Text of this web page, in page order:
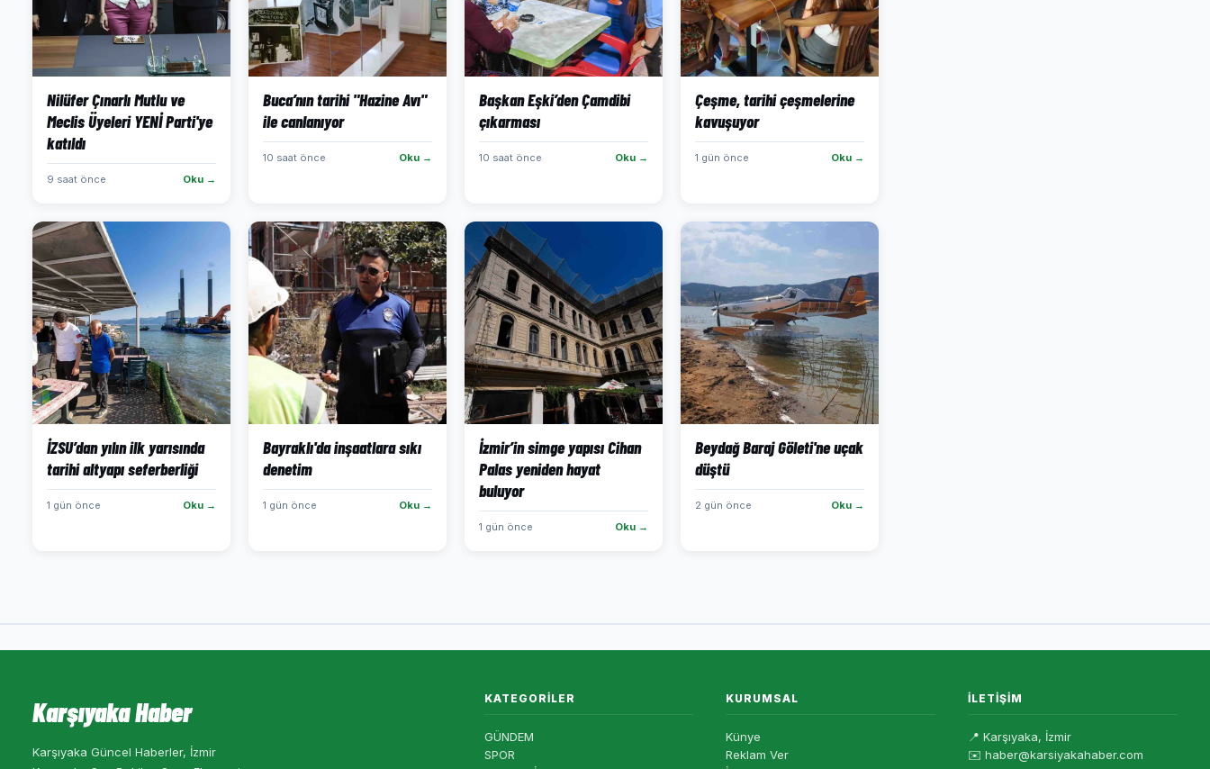
Nilüfer Çınarlı Mutlu ve
Meclis Üyeleri YENİ Parti'ye
katıldı
9 saat önce Oku →
Buca’nın tarihi "Hazine Avı"
ile canlanıyor
10 saat önce Oku →
Başkan Eşki’den Çamdibi
çıkarması
10 saat önce Oku →
Çeşme, tarihi çeşmelerine
kavuşuyor
1 gün önce Oku →
İZSU’dan yılın ilk yarısında
tarihi altyapı seferberliği
1 gün önce Oku →
Bayraklı'da inşaatlara sıkı
denetim
1 gün önce Oku →
İzmir’in simge yapısı Cihan
Palas yeniden hayat
buluyor
1 gün önce Oku →
Beydağ Baraj Göleti'ne uçak
düştü
2 gün önce Oku →
Karşıyaka Haber
Karşıyaka Güncel Haberler, İzmir
KATEGORILER
GÜNDEM
SPOR
KURUMSAL
Künye
Reklam Ver
İLETIŞIM
📍 Karşıyaka, İzmir
✉️ haber@karsiyakahaber.com